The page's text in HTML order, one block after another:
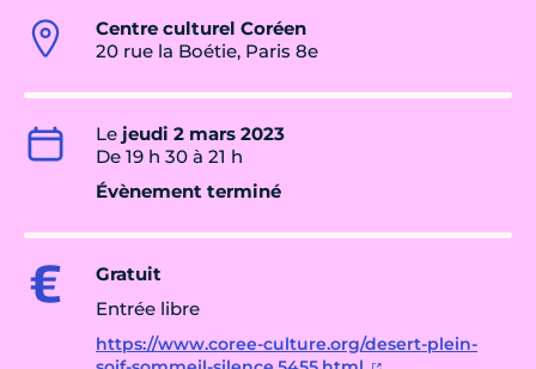
Centre culturel Coréen
20 rue la Boétie, Paris 8e
Le jeudi 2 mars 2023
De 19 h 30 à 21 h
Évènement terminé
Gratuit
Entrée libre
https://www.coree-culture.org/desert-plein-